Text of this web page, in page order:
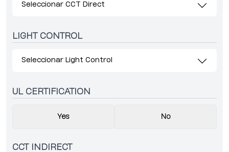
Seleccionar CCT Direct
LIGHT CONTROL
Seleccionar Light Control
UL CERTIFICATION
Yes No
CCT INDIRECT